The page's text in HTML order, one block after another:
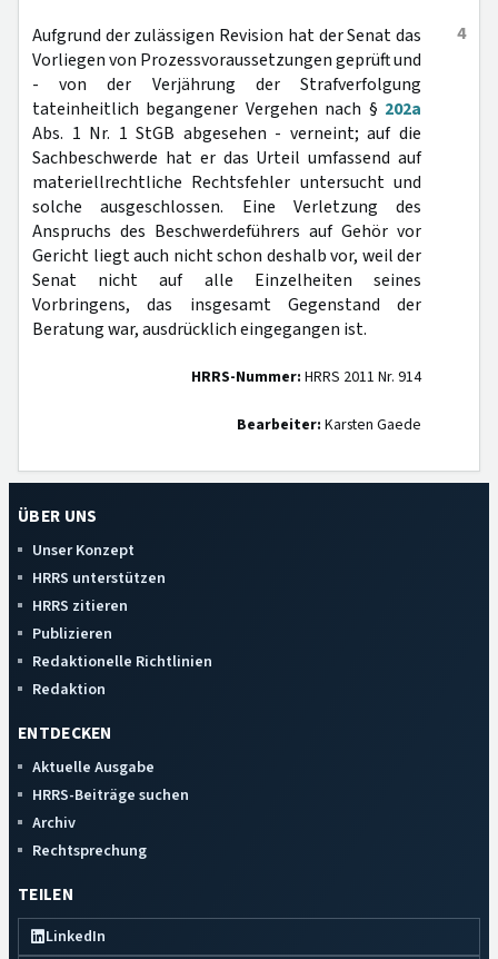
4
Aufgrund der zulässigen Revision hat der Senat das
Vorliegen von Prozessvoraussetzungen geprüft und
- von der Verjährung der Strafverfolgung
tateinheitlich begangener Vergehen nach § 202a
Abs. 1 Nr. 1 StGB abgesehen - verneint; auf die
Sachbeschwerde hat er das Urteil umfassend auf
materiellrechtliche Rechtsfehler untersucht und
solche ausgeschlossen. Eine Verletzung des
Anspruchs des Beschwerdeführers auf Gehör vor
Gericht liegt auch nicht schon deshalb vor, weil der
Senat nicht auf alle Einzelheiten seines
Vorbringens, das insgesamt Gegenstand der
Beratung war, ausdrücklich eingegangen ist.
HRRS-Nummer: HRRS 2011 Nr. 914
Bearbeiter: Karsten Gaede
ÜBER UNS
Unser Konzept
HRRS unterstützen
HRRS zitieren
Publizieren
Redaktionelle Richtlinien
Redaktion
ENTDECKEN
Aktuelle Ausgabe
HRRS-Beiträge suchen
Archiv
Rechtsprechung
TEILEN
LinkedIn